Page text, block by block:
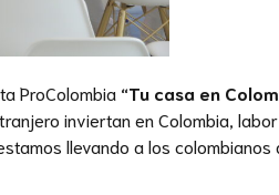
ProColombia “Tu casa en
inviertan en Colombia,
llevando a los